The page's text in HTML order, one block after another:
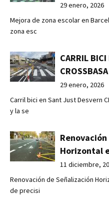
29 enero, 2026
Mejora de zona escolar en
zona esc
CARRIL
29 enero, 2026
Carril bici en Sant Just Desvern
y la se
Horizontal
11 diciembre,
Renovación de Señalización
de precisi